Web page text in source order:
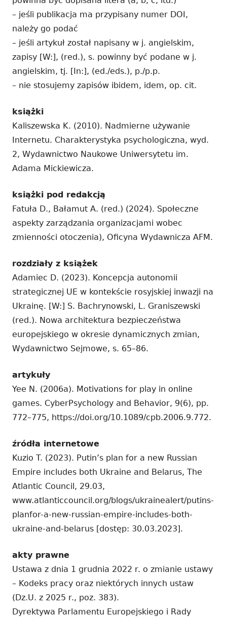
– jeśli publikacja ma przypisany numer DOI,
należy go podać
– jeśli artykuł został napisany w j. angielskim,
zapisy [W:], (red.), s. powinny być podane w j.
angielskim, tj. [In:], (ed./eds.), p./p.p.
– nie stosujemy zapisów ibidem, idem, op. cit.
książki
Kaliszewska K. (2010). Nadmierne używanie
Internetu. Charakterystyka psychologiczna, wyd.
2, Wydawnictwo Naukowe Uniwersytetu im.
Adama Mickiewicza.
książki pod redakcją
Fatuła D., Bałamut A. (red.) (2024). Społeczne
aspekty zarządzania organizacjami wobec
zmienności otoczenia), Oficyna Wydawnicza AFM.
rozdziały z książek
Adamiec D. (2023). Koncepcja autonomii
strategicznej UE w kontekście rosyjskiej inwazji na
Ukrainę. [W:] S. Bachrynowski, L. Graniszewski
(red.). Nowa architektura bezpieczeństwa
europejskiego w okresie dynamicznych zmian,
Wydawnictwo Sejmowe, s. 65–86.
artykuły
Yee N. (2006a). Motivations for play in online
games. CyberPsychology and Behavior, 9(6), pp.
772–775, https://doi.org/10.1089/cpb.2006.9.772.
źródła internetowe
Kuzio T. (2023). Putin’s plan for a new Russian
Empire includes both Ukraine and Belarus, The
Atlantic Council, 29.03,
www.atlanticcouncil.org/blogs/ukrainealert/putins-
planfor-a-new-russian-empire-includes-both-
ukraine-and-belarus [dostęp: 30.03.2023].
akty prawne
Ustawa z dnia 1 grudnia 2022 r. o zmianie ustawy
– Kodeks pracy oraz niektórych innych ustaw
(Dz.U. z 2025 r., poz. 383).
Dyrektywa Parlamentu Europejskiego i Rady